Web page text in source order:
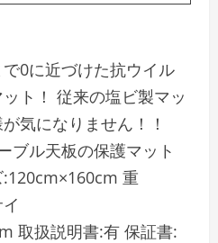
0に近づけた抗ウイル
ト！ 従来の塩ビ製マッ
気になりません！！
ブル天板の保護マット
重
取扱説明書:有 保証書: